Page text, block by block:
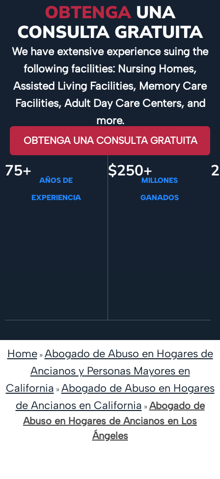
OBTENGA UNA
CONSULTA GRATUITA
We have extensive experience suing the
following facilities: Nursing Homes,
Assisted Living Facilities, Memory Care
Facilities, Adult Day Care Centers, and
more.
OBTENGA UNA CONSULTA GRATUITA
75+
AÑOS DE
EXPERIENCIA
$250+
MILLONES
GANADOS
Home» Abogado de Abuso en Hogares de
Ancianos y Personas Mayores en
California » Abogado de Abuso en Hogares
de Ancianos en California » Abogado de
Abuso en Hogares de Ancianos en Los
Ángeles